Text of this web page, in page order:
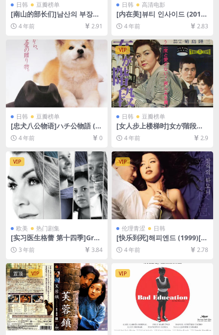
日韩 豆瓣榜单
[南山的部长们]남산의 부장들
(2020)[百度网盘+迅雷云盘资
源1080P超清未删减][MP4/7.
2GB][韩语中字]
4 年前 2.91
日韩 高清电影
[内在美]뷰티 인사이드 (2015)
[百度网盘+迅雷云盘资源1080
P超清未删减][MP4/8GB][韩
语中字]
4 年前 2.83
日韩 豆瓣榜单
[忠犬八公物语]ハチ公物語 (1
987)[百度网盘+迅雷云盘资源
1080P超清未删减][MP4/6.8G
B][日语中字]
4 年前 0
VIP
日韩 豆瓣榜单
[女人步上楼梯时]女が階段を
上る時 (1960)[百度网盘+迅雷
云盘资源1080P超清未删减]
[MP4/6.8GB][日语中字]
4 年前 2.9
VIP
欧美 热门剧集
[实习医生格蕾 第十四季]Gre
y’s Anatomy Season 14 (20
17)[百度网盘+夸克网盘1080P
放/下载][MP4/66GB][奈飞官
方中字]
3 年前 3.84
VIP
伦理青涩 日韩
[快乐到死]해피엔드 (1999)[百
度网盘+迅雷云盘资源1080P
超清未删减][MP4/5.8GB][韩
4 年前 2.78
置顶 VIP VIP